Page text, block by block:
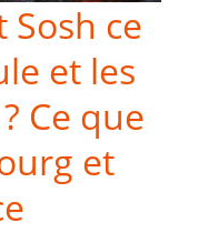
Sosh ce
et les
Ce que
et